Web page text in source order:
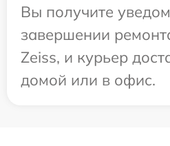
Вы получите
завершении
Zeiss, и курьер
домой или в офис.